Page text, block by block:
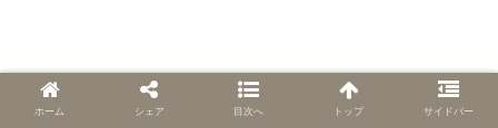
ホーム シェア 目次へ トップ サイドバー